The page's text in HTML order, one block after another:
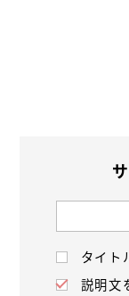
タイト
説明文